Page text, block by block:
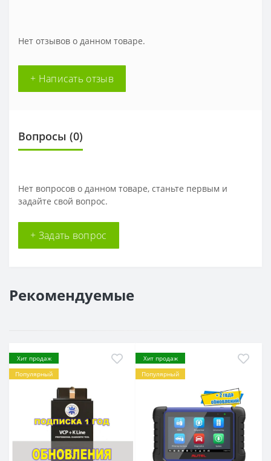
Нет отзывов о данном товаре.
+ Написать отзыв
Вопросы (0)
Нет вопросов о данном товаре, станьте первым и
задайте свой вопрос.
+ Задать вопрос
Рекомендуемые
Хит продаж
Популярный
Хит продаж
Популярный